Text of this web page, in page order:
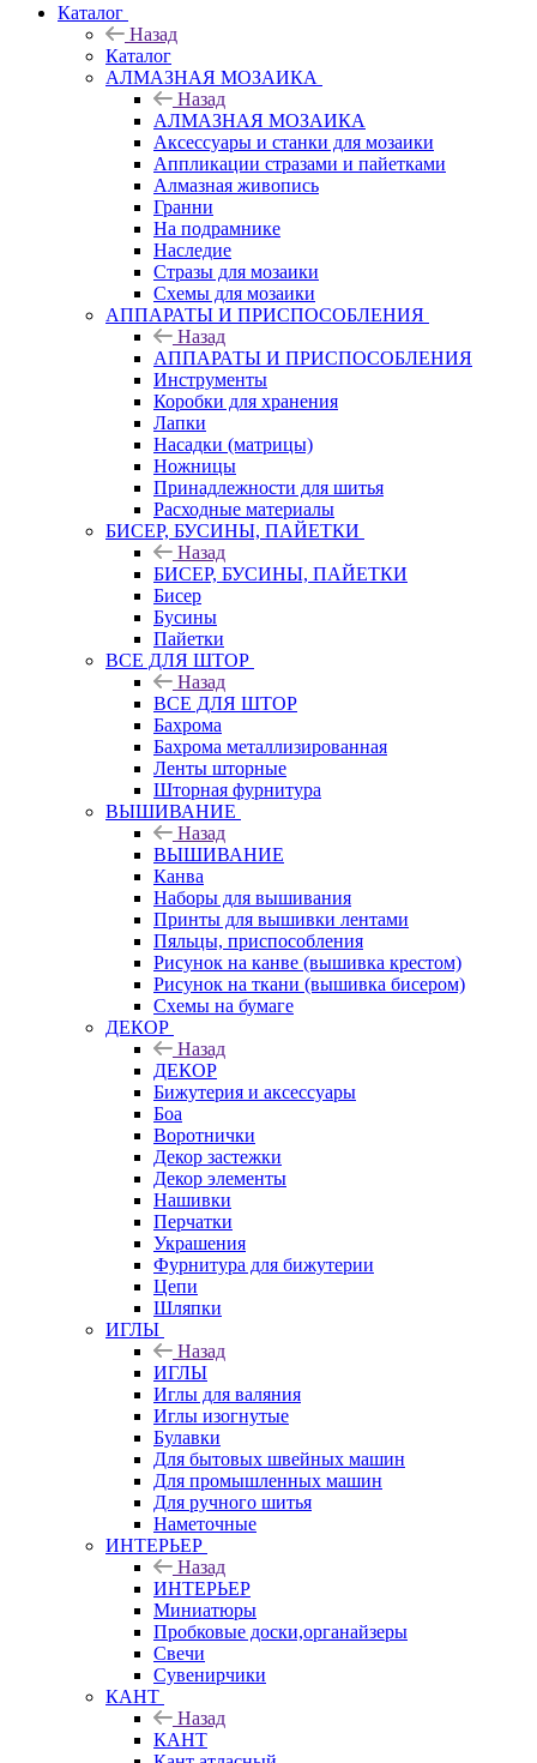
Каталог
Назад
Каталог
АЛМАЗНАЯ МОЗАИКА
Назад
АЛМАЗНАЯ МОЗАИКА
Аксессуары и станки для мозаики
Аппликации стразами и пайетками
Алмазная живопись
Гранни
На подрамнике
Наследие
Стразы для мозаики
Схемы для мозаики
АППАРАТЫ И ПРИСПОСОБЛЕНИЯ
Назад
АППАРАТЫ И ПРИСПОСОБЛЕНИЯ
Инструменты
Коробки для хранения
Лапки
Насадки (матрицы)
Ножницы
Принадлежности для шитья
Расходные материалы
БИСЕР, БУСИНЫ, ПАЙЕТКИ
Назад
БИСЕР, БУСИНЫ, ПАЙЕТКИ
Бисер
Бусины
Пайетки
ВСЕ ДЛЯ ШТОР
Назад
ВСЕ ДЛЯ ШТОР
Бахрома
Бахрома металлизированная
Ленты шторные
Шторная фурнитура
ВЫШИВАНИЕ
Назад
ВЫШИВАНИЕ
Канва
Наборы для вышивания
Принты для вышивки лентами
Пяльцы, приспособления
Рисунок на канве (вышивка крестом)
Рисунок на ткани (вышивка бисером)
Схемы на бумаге
ДЕКОР
Назад
ДЕКОР
Бижутерия и аксессуары
Боа
Воротнички
Декор застежки
Декор элементы
Нашивки
Перчатки
Украшения
Фурнитура для бижутерии
Цепи
Шляпки
ИГЛЫ
Назад
ИГЛЫ
Иглы для валяния
Иглы изогнутые
Булавки
Для бытовых швейных машин
Для промышленных машин
Для ручного шитья
Наметочные
ИНТЕРЬЕР
Назад
ИНТЕРЬЕР
Миниатюры
Пробковые доски,органайзеры
Свечи
Сувенирчики
КАНТ
Назад
КАНТ